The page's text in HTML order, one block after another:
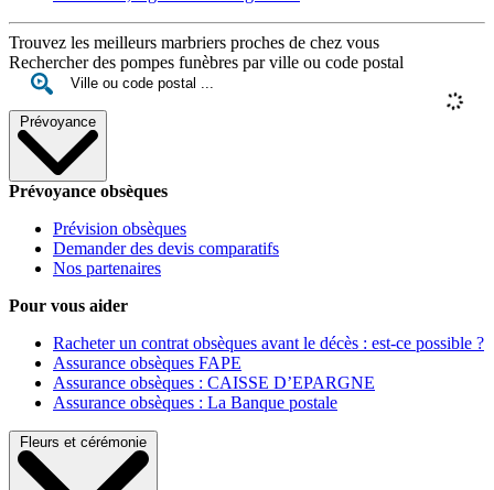
Trouvez les meilleurs marbriers proches de chez vous
Rechercher des pompes funèbres par ville ou code postal
Prévoyance
Prévoyance obsèques
Prévision obsèques
Demander des devis comparatifs
Nos partenaires
Pour vous aider
Racheter un contrat obsèques avant le décès : est-ce possible ?
Assurance obsèques FAPE
Assurance obsèques : CAISSE D’EPARGNE
Assurance obsèques : La Banque postale
Fleurs et cérémonie